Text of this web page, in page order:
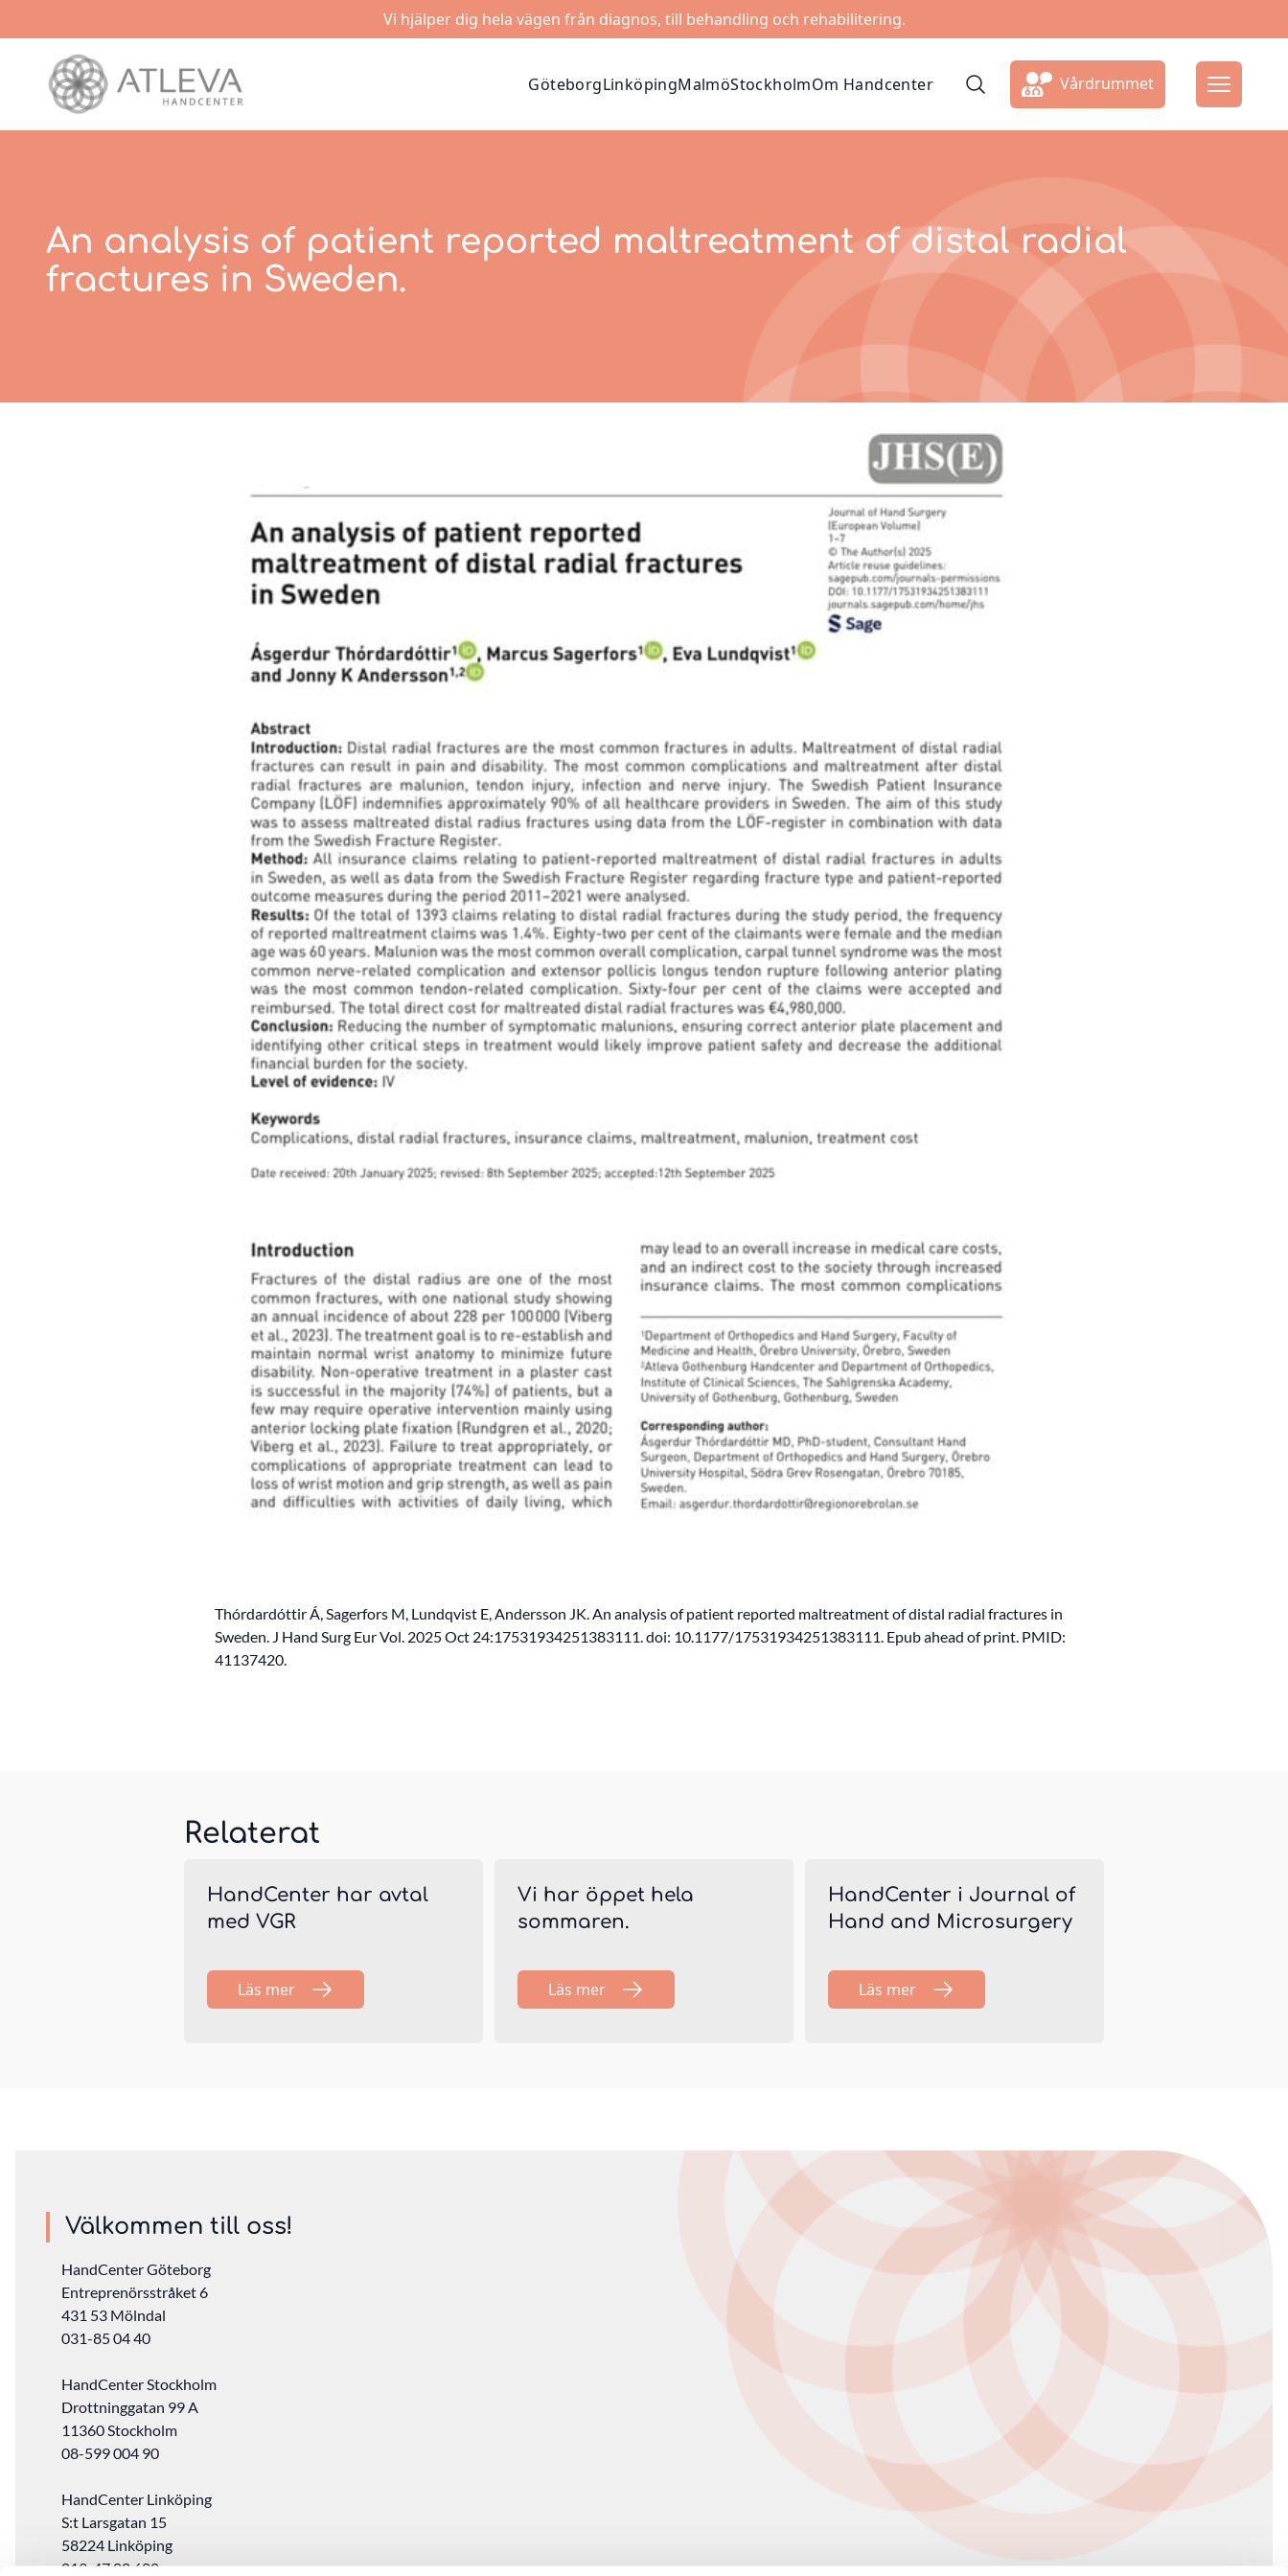
Vi hjälper dig hela vägen från diagnos, till behandling och rehabilitering.
GöteborgLinköpingMalmöStockholmOm Handcenter Vårdrummet
An analysis of patient reported maltreatment of distal radial
fractures in Sweden.
Thórdardóttir Á, Sagerfors M, Lundqvist E, Andersson JK. An analysis of patient reported maltreatment of distal radial fractures in
Sweden. J Hand Surg Eur Vol. 2025 Oct 24:17531934251383111. doi: 10.1177/17531934251383111. Epub ahead of print. PMID:
41137420.
Relaterat
HandCenter har avtal
med VGR
Läs mer
Vi har öppet hela
sommaren.
Läs mer
HandCenter i Journal of
Hand and Microsurgery
Läs mer
Välkommen till oss!
HandCenter Göteborg
Entreprenörsstråket 6
431 53 Mölndal
031-85 04 40
HandCenter Stockholm
Drottninggatan 99 A
11360 Stockholm ‎
08-599 004 90
HandCenter Linköping
S:t Larsgatan 15
58224 Linköping
013-47 00 600